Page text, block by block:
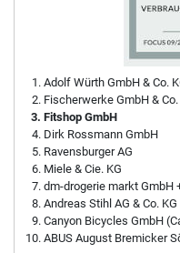
Adolf Würth GmbH & Co.
Fischerwerke GmbH & Co.
Fitshop GmbH
Dirk Rossmann GmbH
Ravensburger AG
Miele & Cie. KG
dm-drogerie markt GmbH
Andreas Stihl AG & Co.
Canyon Bicycles GmbH
ABUS August Bremicker